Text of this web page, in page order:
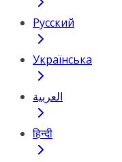
Русский
Українська
العربية
हिन्दी